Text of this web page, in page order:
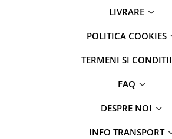
LIVRARE
POLITICA COOKIES
TERMENI SI CONDITII
FAQ
DESPRE NOI
INFO TRANSPORT